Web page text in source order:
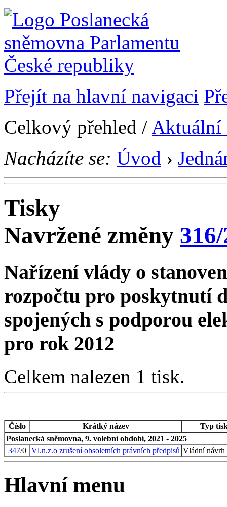
Přejít na hlavní navigaci
Celkový přehled / Aktuální
Nacházíte se: Úvod ›
Tisky
Navržené změny
Nařízení vlády o
rozpočtu pro poskytnutí
spojených s podporou
pro rok 2012
Celkem nalezen 1 tisk.
Číslo Krátký název
Typ
Poslanecká sněmovna, 9. volební období, 2021 - 2025
347/0 Vl.n.z.o zrušení obsoletních právních předpisů Vládní návrh
Hlavní menu